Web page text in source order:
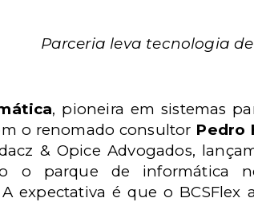
Parceria leva tecnologia
, pioneira em sistemas
o renomado consultor Pedro
& Opice Advogados,
o parque de informática
expectativa é que o BCSFlex